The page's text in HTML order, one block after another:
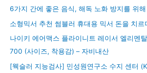
6가지 간에 좋은 음식, 해독 노화 방지를 위
소형믹서 추천 썸블러 휴대용 믹서 돈을 치
나이키 에어맥스 플라이니트 레이서 엘리멘
700 (사이즈, 착용감) – 자비내산
[웩슬러 지능검사] 민성원연구소 수지 센터